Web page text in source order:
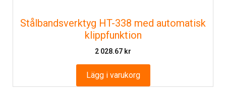
Stålbandsverktyg HT-338 med automatisk
klippfunktion
2 028.67 kr
Lägg i varukorg